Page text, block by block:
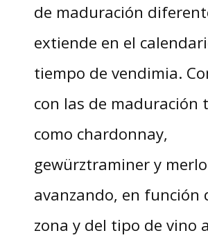
de maduración
extiende en el
tiempo de vendimia.
con las de maduración
como chardonnay,
gewürztraminer y
avanzando, en función
zona y del tipo de vino a